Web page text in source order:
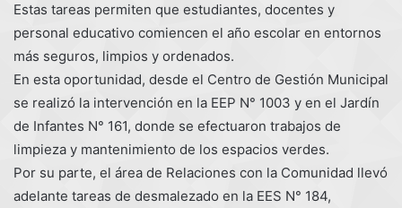
Estas tareas permiten que estudiantes, docentes y
personal educativo comiencen el año escolar en entornos
más seguros, limpios y ordenados.
En esta oportunidad, desde el Centro de Gestión Municipal
se realizó la intervención en la EEP N° 1003 y en el Jardín
de Infantes N° 161, donde se efectuaron trabajos de
limpieza y mantenimiento de los espacios verdes.
Por su parte, el área de Relaciones con la Comunidad llevó
adelante tareas de desmalezado en la EES N° 184,